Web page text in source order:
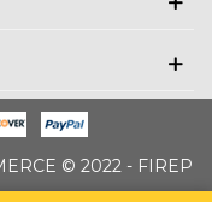
© 2022 - FIREP